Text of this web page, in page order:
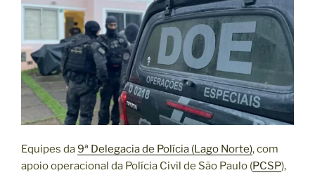
Equipes da9ª Delegacia de Polícia (Lago Norte), com
apoio operacional da Polícia Civil de São Paulo (PCSP),